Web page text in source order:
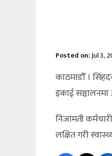
Posted on:Jul 3,
काठमाडौँ ।
इकाई
निजामती
लक्षित गरी